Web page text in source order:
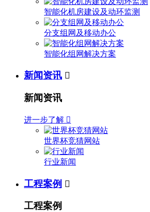
智能化机房建设及动环监测
分支组网及移动办公
智能化组网解决方案
新闻资讯 
新闻资讯
进一步了解 
世界杯竞猜网站
行业新闻
工程案例 
工程案例